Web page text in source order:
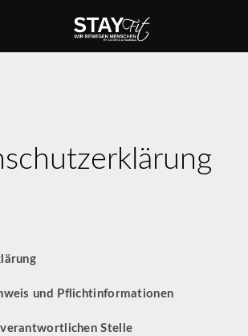
und Pflichtinformationen
verantwortlichen Stelle